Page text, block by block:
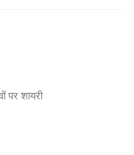
पर शायरी